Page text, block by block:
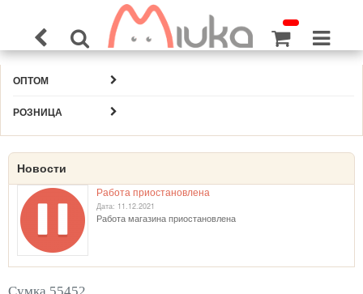
ОПТОМ
РОЗНИЦА
Новости
Работа приостановлена
Дата: 11.12.2021
Работа магазина приостановлена